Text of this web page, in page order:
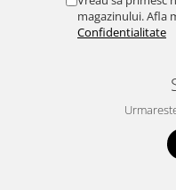
magazinului. Afla
Confidentialitate